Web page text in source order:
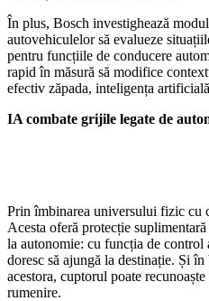
În plus, Bosch investighează
autovehiculelor să evalueze
pentru funcțiile de conducere
rapid în măsură să modifice
efectiv zăpada, inteligența
IA combate grijile legate de
Prin îmbinarea universului fizic cu
Acesta oferă protecție
la autonomie: cu funcția de control
doresc să ajungă la destinație. Și
acestora, cuptorul poate
rumenire.